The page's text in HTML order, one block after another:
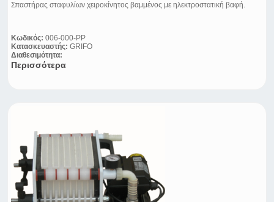
Σπαστήρας σταφυλίων χειροκίνητος βαμμένος με ηλεκτροστατική βαφή.
Κωδικός: 006-000-PP
Κατασκευαστής: GRIFO
Διαθεσιμότητα:
Περισσότερα